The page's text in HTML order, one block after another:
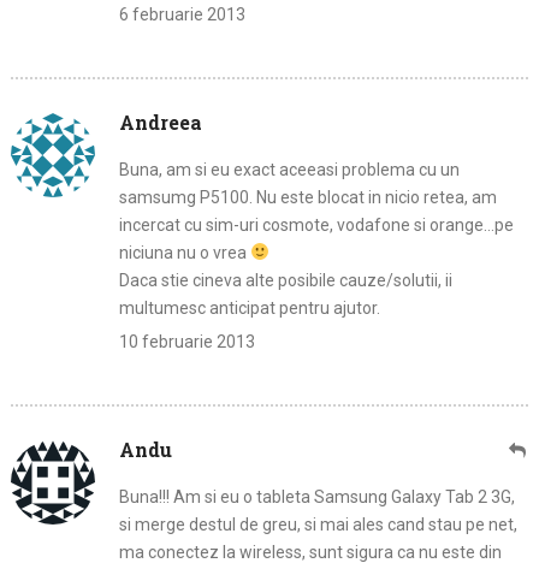
6 februarie 2013
Andreea
Buna, am si eu exact aceeasi problema cu un
samsumg P5100. Nu este blocat in nicio retea, am
incercat cu sim-uri cosmote, vodafone si orange…pe
niciuna nu o vrea
Daca stie cineva alte posibile cauze/solutii, ii
multumesc anticipat pentru ajutor.
10 februarie 2013
Andu
Buna!!! Am si eu o tableta Samsung Galaxy Tab 2 3G,
si merge destul de greu, si mai ales cand stau pe net,
ma conectez la wireless, sunt sigura ca nu este din